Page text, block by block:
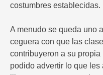
costumbres establecidas.
A menudo se queda uno
ceguera con que las
contribuyeron a su
podido advertir lo que